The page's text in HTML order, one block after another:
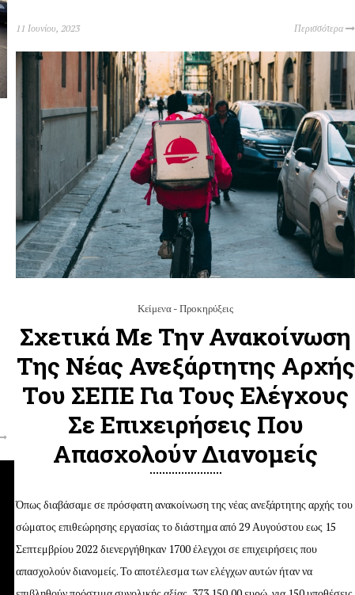
11 Ιουνίου, 2023 Περισσότερα
Κείμενα - Προκηρύξεις
Σχετικά Με Την Ανακοίνωση
Της Νέας Ανεξάρτητης Αρχής
Του ΣΕΠΕ Για Τους Ελέγχους
Σε Επιχειρήσεις Που
Απασχολούν Διανομείς
Όπως διαβάσαμε σε πρόσφατη ανακοίνωση της νέας ανεξάρτητης αρχής του
σώματος επιθεώρησης εργασίας το διάστημα από 29 Αυγούστου εως 15
Σεπτεμβρίου 2022 διενεργήθηκαν 1700 έλεγχοι σε επιχειρήσεις που
απασχολούν διανομείς. Το αποτέλεσμα των ελέγχων αυτών ήταν να